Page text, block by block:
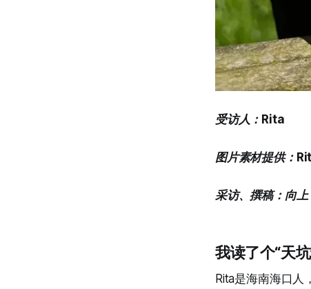
受访人：Rita
图片素材提供：
采访、撰稿：向上
我读了个“天
Rita是海南海口人